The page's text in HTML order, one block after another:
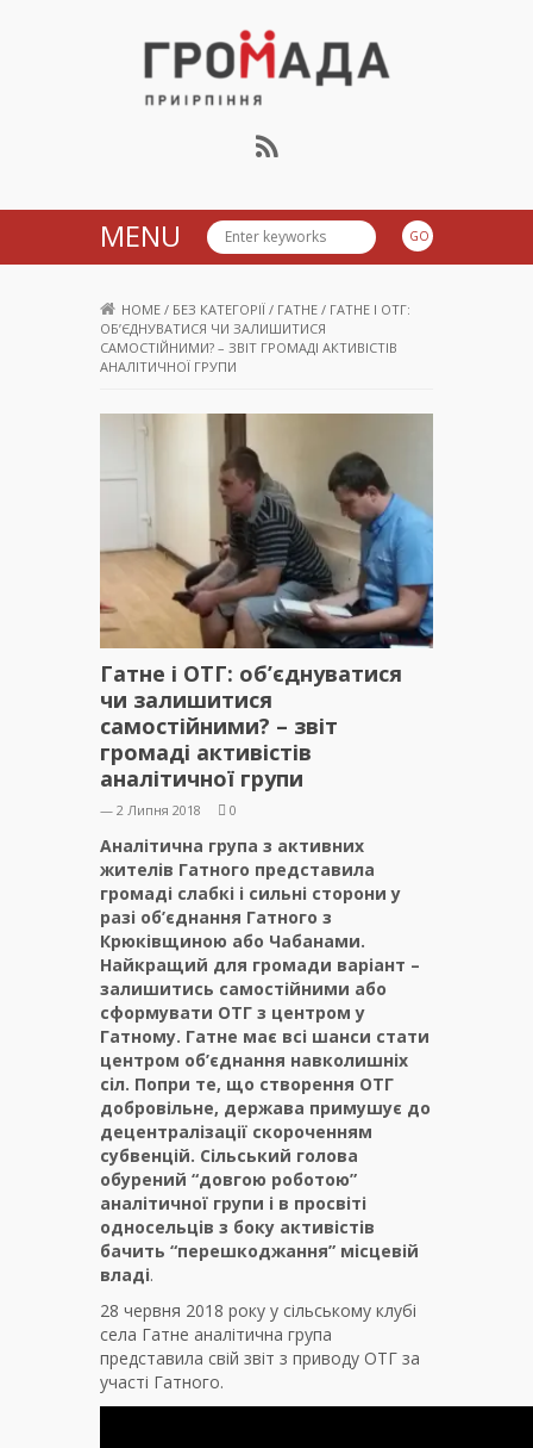
Громада Приірпіння
MENU
HOME / БЕЗ КАТЕГОРІЇ / ГАТНЕ / ГАТНЕ І ОТГ:
ОБ’ЄДНУВАТИСЯ ЧИ ЗАЛИШИТИСЯ
САМОСТІЙНИМИ? – ЗВІТ ГРОМАДІ АКТИВІСТІВ
АНАЛІТИЧНОЇ ГРУПИ
Гатне і ОТГ: об’єднуватися
чи залишитися
самостійними? – звіт
громаді активістів
аналітичної групи
— 2 Липня 2018 0
Аналітична група з активних
жителів Гатного представила
громаді слабкі і сильні сторони у
разі об’єднання Гатного з
Крюківщиною або Чабанами.
Найкращий для громади варіант –
залишитись самостійними або
сформувати ОТГ з центром у
Гатному. Гатне має всі шанси стати
центром об’єднання навколишніх
сіл. Попри те, що створення ОТГ
добровільне, держава примушує до
децентралізації скороченням
субвенцій. Сільський голова
обурений “довгою роботою”
аналітичної групи і в просвіті
односельців з боку активістів
бачить “перешкоджання” місцевій
владі.
28 червня 2018 року у сільському клубі
села Гатне аналітична група
представила свій звіт з приводу ОТГ за
участі Гатного.